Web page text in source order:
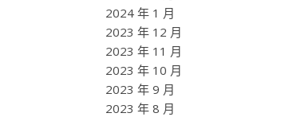
2024 年 1 月
2023 年 12 月
2023 年 11 月
2023 年 10 月
2023 年 9 月
2023 年 8 月